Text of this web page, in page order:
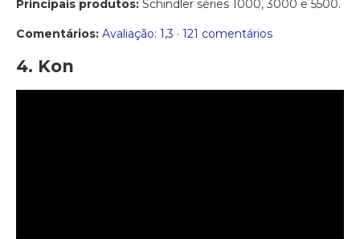
Principais produtos: Schindler séries 1000, 3000 e 5500.
Comentários: Avaliação: 1,3 · ‎121 comentários
4. Kon